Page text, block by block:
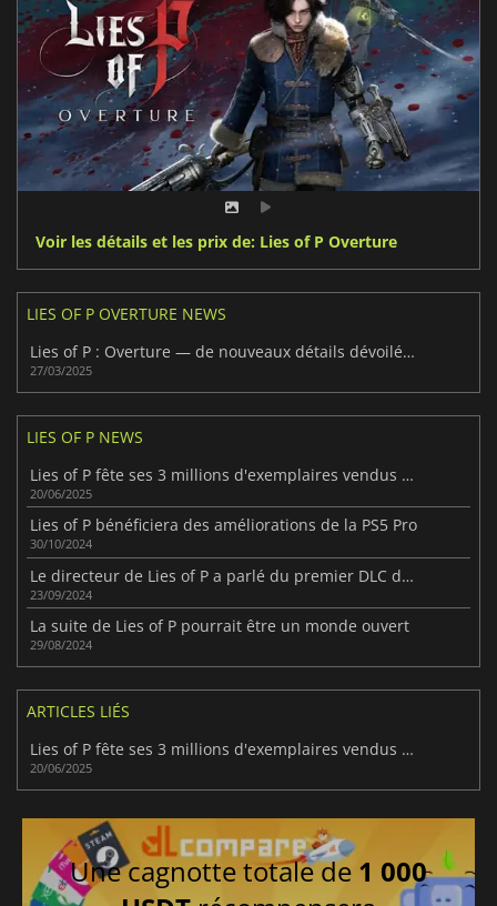
Voir les détails et les prix de: Lies of P Overture
LIES OF P OVERTURE NEWS
Lies of P : Overture — de nouveaux détails dévoilés sur le DLC à venir
27/03/2025
LIES OF P NEWS
Lies of P fête ses 3 millions d'exemplaires vendus suite à la sortie du DLC Overture
20/06/2025
Lies of P bénéficiera des améliorations de la PS5 Pro
30/10/2024
Le directeur de Lies of P a parlé du premier DLC du jeu
23/09/2024
La suite de Lies of P pourrait être un monde ouvert
29/08/2024
ARTICLES LIÉS
Lies of P fête ses 3 millions d'exemplaires vendus suite à la sortie du DLC Overture
20/06/2025
Une cagnotte totale de 1 000